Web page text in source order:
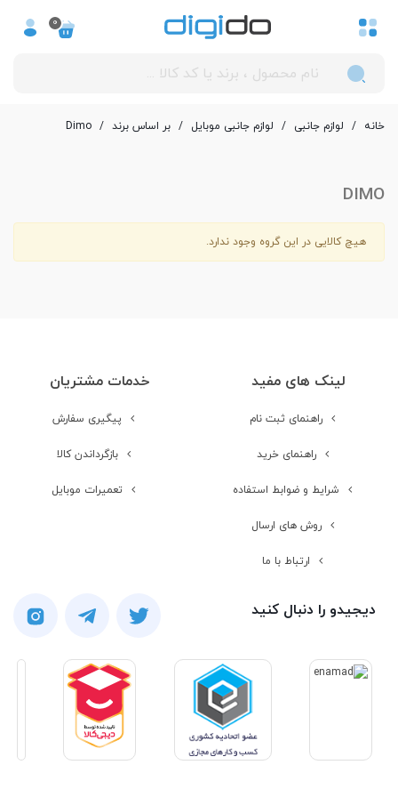
0
خانه / لوازم جانبی / لوازم جانبی موبایل / بر اساس برند /
Dimo
DIMO
هیچ کالایی در این گروه وجود ندارد.
لینک های مفید
راهنمای ثبت نام
راهنمای خرید
شرایط و ضوابط استفاده
روش های ارسال
ارتباط با ما
خدمات مشتریان
پیگیری سفارش
بازگرداندن کالا
تعمیرات موبایل
دیجیدو را دنبال کنید